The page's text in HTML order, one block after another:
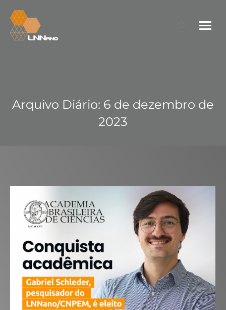
Search:
Arquivo Diário: 6 de dezembro de
2023